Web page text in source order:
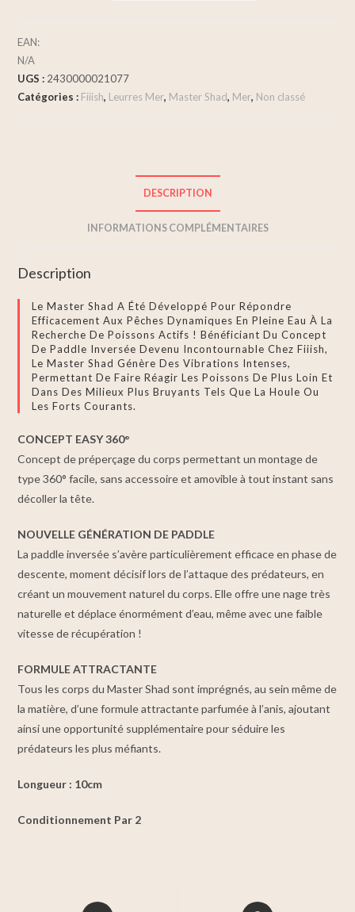
EAN:
N/A
UGS : 2430000021077
Catégories : Fiiish, Leurres Mer, Master Shad, Mer, Non classé
DESCRIPTION
INFORMATIONS COMPLÉMENTAIRES
Description
Le Master Shad A Été Développé Pour Répondre
Efficacement Aux Pêches Dynamiques En Pleine Eau À La
Recherche De Poissons Actifs ! Bénéficiant Du Concept
De Paddle Inversée Devenu Incontournable Chez Fiiish,
Le Master Shad Génère Des Vibrations Intenses,
Permettant De Faire Réagir Les Poissons De Plus Loin Et
Dans Des Milieux Plus Bruyants Tels Que La Houle Ou
Les Forts Courants.
CONCEPT EASY 360°
Concept de préperçage du corps permettant un montage de
type 360° facile, sans accessoire et amovible à tout instant sans
décoller la tête.
NOUVELLE GÉNÉRATION DE PADDLE
La paddle inversée s’avère particulièrement efficace en phase de
descente, moment décisif lors de l’attaque des prédateurs, en
créant un mouvement naturel du corps. Elle offre une nage très
naturelle et déplace énormément d’eau, même avec une faible
vitesse de récupération !
FORMULE ATTRACTANTE
Tous les corps du Master Shad sont imprégnés, au sein même de
la matière, d’une formule attractante parfumée à l’anis, ajoutant
ainsi une opportunité supplémentaire pour séduire les
prédateurs les plus méfiants.
Longueur : 10cm
Conditionnement Par 2